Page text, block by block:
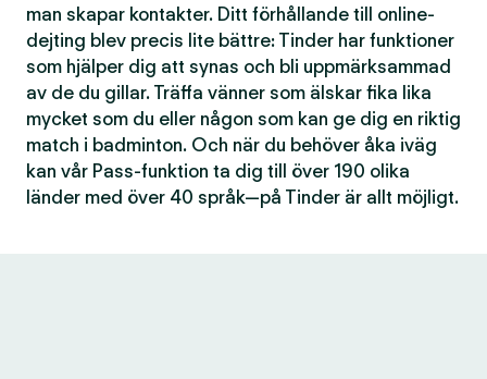
man skapar kontakter. Ditt förhållande till online-
dejting blev precis lite bättre: Tinder har funktioner
som hjälper dig att synas och bli uppmärksammad
av de du gillar. Träffa vänner som älskar fika lika
mycket som du eller någon som kan ge dig en riktig
match i badminton. Och när du behöver åka iväg
kan vår Pass-funktion ta dig till över 190 olika
länder med över 40 språk—på Tinder är allt möjligt.